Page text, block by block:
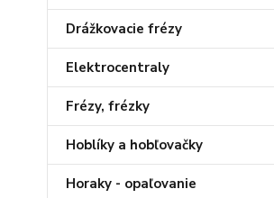
Drážkovacie frézy
Elektrocentraly
Frézy, frézky
Hoblíky a hobľovačky
Horaky - opaľovanie